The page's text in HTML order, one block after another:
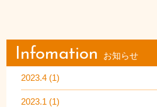
Infomation お知らせ
2023.4 (1)
2023.1 (1)